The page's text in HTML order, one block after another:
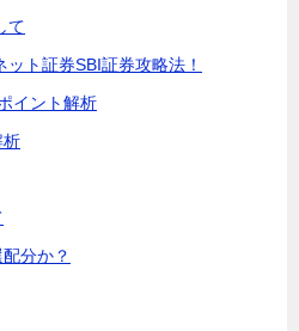
て
ト証券SBI証券攻略法！
イント解析
析
分か？